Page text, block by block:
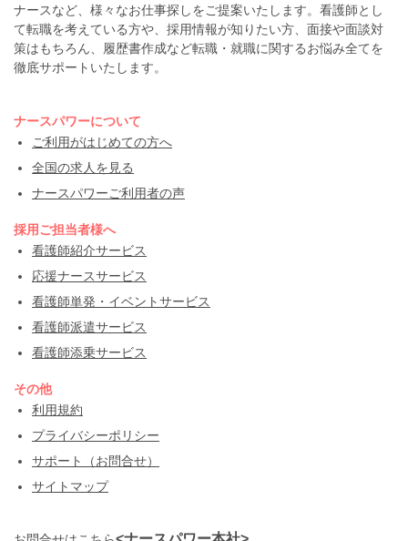
ナースなど、様々なお仕事探しをご提案いたします。看護師とし
て転職を考えている方や、採用情報が知りたい方、面接や面談対
策はもちろん、履歴書作成など転職・就職に関するお悩み全てを
徹底サポートいたします。
ナースパワーについて
ご利用がはじめての方へ
全国の求人を見る
ナースパワーご利用者の声
採用ご担当者様へ
看護師紹介サービス
応援ナースサービス
看護師単発・イベントサービス
看護師派遣サービス
看護師添乗サービス
その他
利用規約
プライバシーポリシー
サポート（お問合せ）
サイトマップ